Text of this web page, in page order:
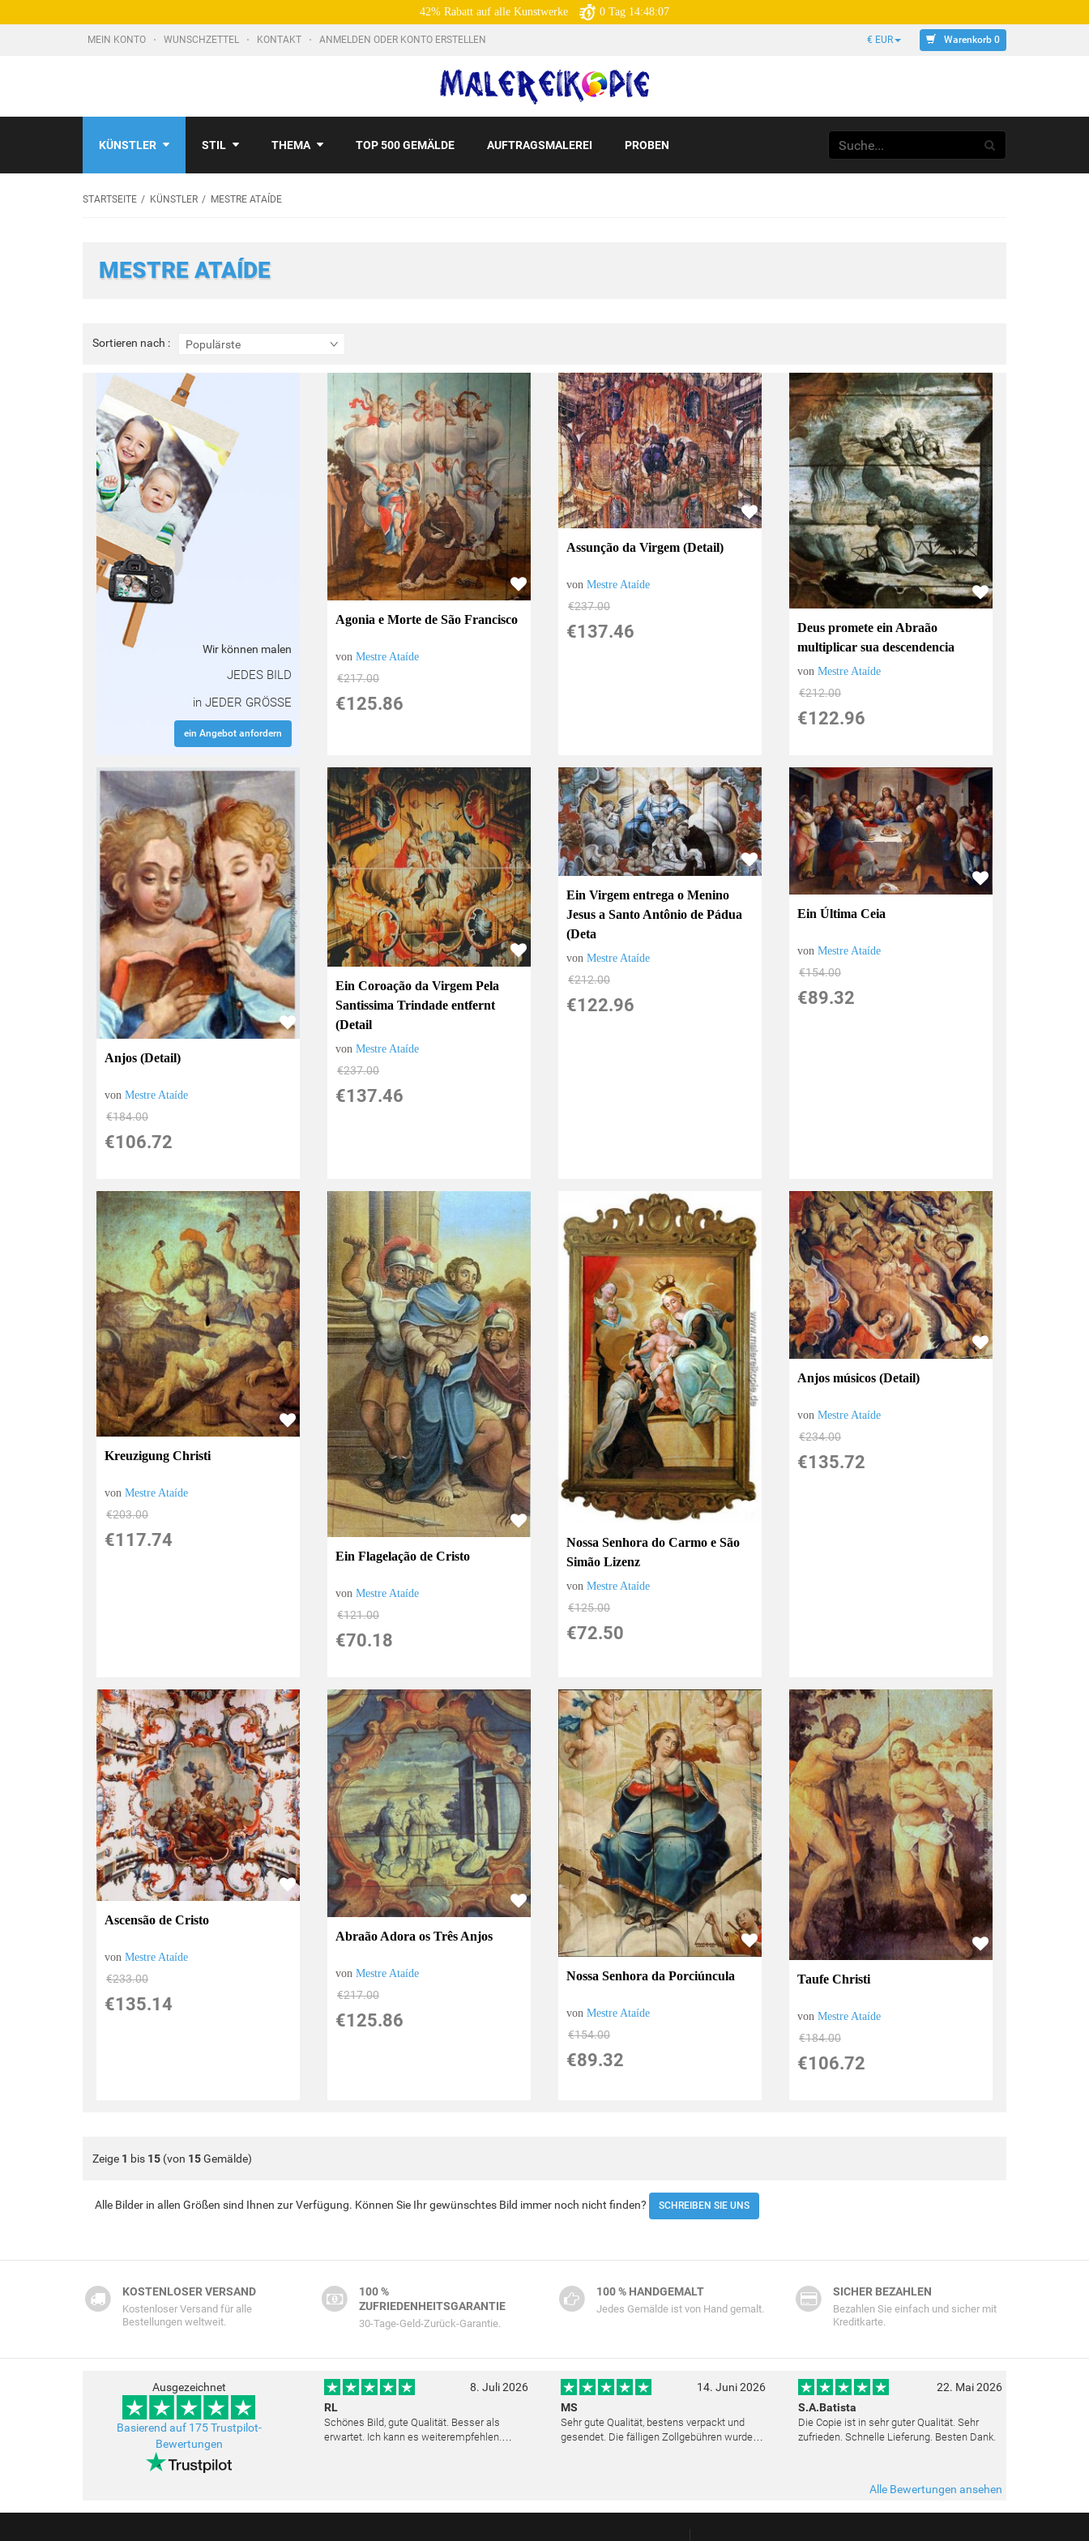
42% Rabatt auf alle Kunstwerke 0 Tag 14:48:05
MEIN KONTO WUNSCHZETTEL KONTAKT ANMELDEN ODER KONTO ERSTELLEN € EUR Warenkorb 0
KÜNSTLER STIL THEMA TOP 500 GEMÄLDE AUFTRAGSMALEREI PROBEN
STARTSEITE KÜNSTLER MESTRE ATAÍDE
MESTRE ATAÍDE
Sortieren nach : Populärste
Sortieren
nach
Wir können malen
JEDES BILD
in JEDER GRÖSSE
ein Angebot anfordern
Agonia e Morte de São Francisco
vonMestre Ataíde
€217.00
€125.86
Assunção da Virgem (Detail)
vonMestre Ataíde
€237.00
€137.46
Deus promete ein Abraão
multiplicar sua descendencia
vonMestre Ataíde
€212.00
€122.96
Anjos (Detail)
vonMestre Ataíde
€184.00
€106.72
Ein Coroação da Virgem Pela
Santissima Trindade entfernt
(Detail
vonMestre Ataíde
€237.00
€137.46
Ein Virgem entrega o Menino
Jesus a Santo Antônio de Pádua
(Deta
vonMestre Ataíde
€212.00
€122.96
Ein Última Ceia
vonMestre Ataíde
€154.00
€89.32
Kreuzigung Christi
vonMestre Ataíde
€203.00
€117.74
Ein Flagelação de Cristo
vonMestre Ataíde
€121.00
€70.18
Nossa Senhora do Carmo e São
Simão Lizenz
vonMestre Ataíde
€125.00
€72.50
Anjos músicos (Detail)
vonMestre Ataíde
€234.00
€135.72
Ascensão de Cristo
vonMestre Ataíde
€233.00
€135.14
Abraão Adora os Três Anjos
vonMestre Ataíde
€217.00
€125.86
Nossa Senhora da Porciúncula
vonMestre Ataíde
€154.00
€89.32
Taufe Christi
vonMestre Ataíde
€184.00
€106.72
Zeige 1 bis 15 (von 15Gemälde)
Alle Bilder in allen Größen sind Ihnen zur Verfügung. Können Sie Ihr gewünschtes Bild immer noch nicht finden? SCHREIBEN SIE UNS
KOSTENLOSER VERSAND
Kostenloser Versand für alle
Bestellungen weltweit.
100 %
ZUFRIEDENHEITSGARANTIE
30-Tage-Geld-Zurück-Garantie.
100 % HANDGEMALT
Jedes Gemälde ist von Hand gemalt.
SICHER BEZAHLEN
Bezahlen Sie einfach und sicher mit
Kreditkarte.
Ausgezeichnet
Basierend auf 175 Trustpilot-
Bewertungen
8. Juli 2026
RL
Schönes Bild, gute Qualität. Besser als
erwartet. Ich kann es weiterempfehlen.
14. Juni 2026
MS
Sehr gute Qualität, bestens verpackt und
gesendet. Die fälligen Zollgebühren wurden
22. Mai 2026
S.A.Batista
Die Copie ist in sehr guter Qualität. Sehr
zufrieden. Schnelle Lieferung. Besten Dank.
Alle Bewertungen ansehen